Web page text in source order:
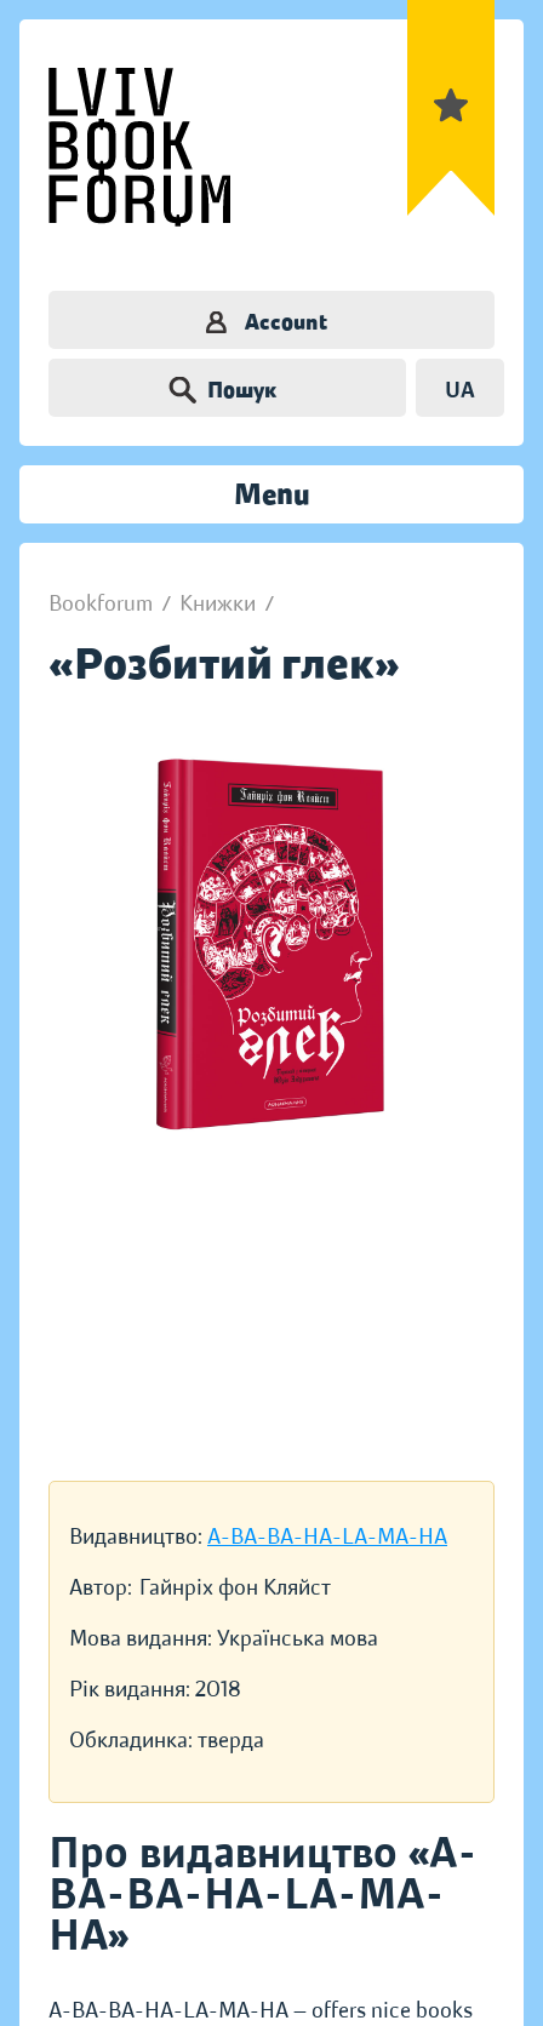
Account
Пошук UA
Menu
Bookforum / Книжки /
«Розбитий глек»
Видавництво: A-BA-BA-HA-LA-MA-HA
Автор: Гайнріх фон Кляйст
Мова видання: Українська мова
Рік видання: 2018
Обкладинка: тверда
Про видавництво «A-
BA-BA-HA-LA-MA-
HA»
A-BA-BA-HA-LA-MA-HA — offers nice books